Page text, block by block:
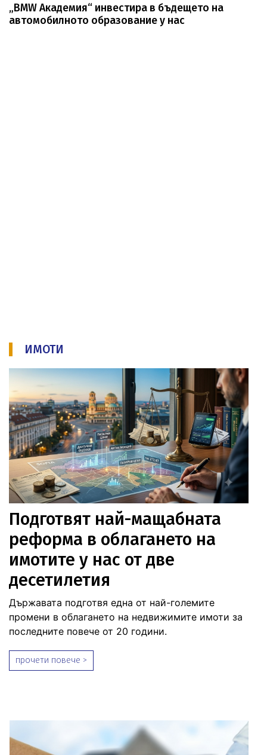
„BMW Академия“ инвестира в бъдещето на
автомобилното образование у нас
ИМОТИ
Подготвят най-мащабната
реформа в облагането на
имотите у нас от две
десетилетия
Държавата подготвя една от най-големите
промени в облагането на недвижимите имоти за
последните повече от 20 години.
прочети повече >